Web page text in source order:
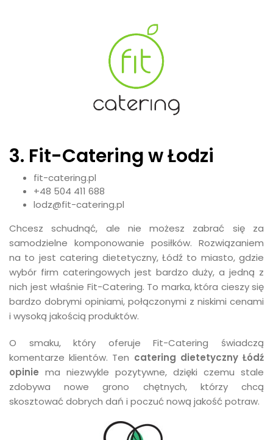
3. Fit-Catering w Łodzi
fit-catering.pl
+48 504 411 688
lodz@fit-catering.pl
Chcesz schudnąć, ale nie możesz zabrać się za
samodzielne komponowanie posiłków. Rozwiązaniem
na to jest catering dietetyczny, Łódź to miasto, gdzie
wybór firm cateringowych jest bardzo duży, a jedną z
nich jest właśnie Fit-Catering. To marka, która cieszy się
bardzo dobrymi opiniami, połączonymi z niskimi cenami
i wysoką jakością produktów.
O smaku, który oferuje Fit-Catering świadczą
komentarze klientów. Ten catering dietetyczny Łódź
opinie ma niezwykle pozytywne, dzięki czemu stale
zdobywa nowe grono chętnych, którzy chcą
skosztować dobrych dań i poczuć nową jakość potraw.